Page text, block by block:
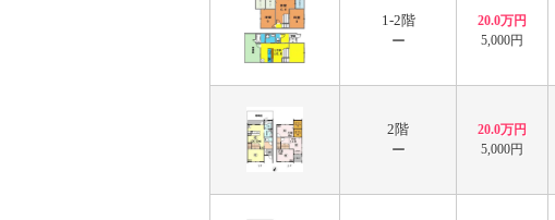
1-2階
ー
20.0万円
5,000円
2階
ー
20.0万円
5,000円